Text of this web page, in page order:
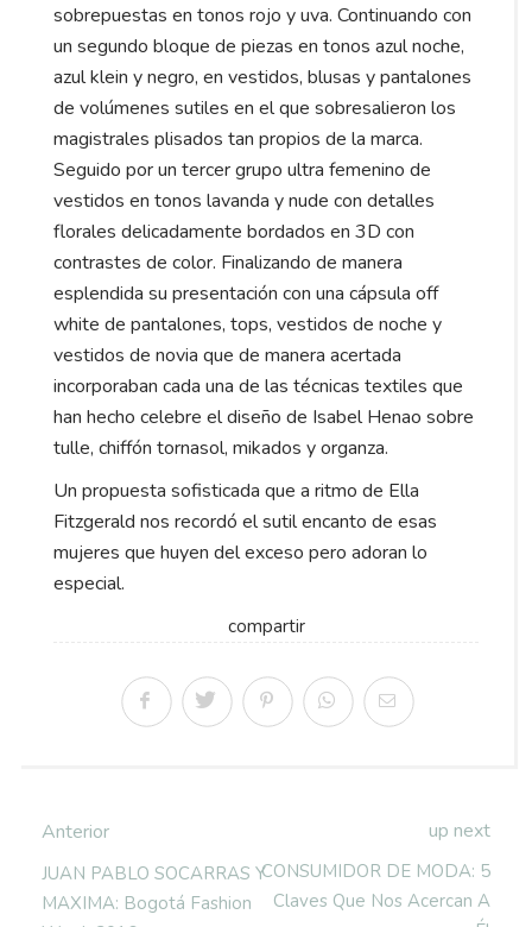
sobrepuestas en tonos rojo y uva. Continuando con
un segundo bloque de piezas en tonos azul noche,
azul klein y negro, en vestidos, blusas y pantalones
de volúmenes sutiles en el que sobresalieron los
magistrales plisados tan propios de la marca.
Seguido por un tercer grupo ultra femenino de
vestidos en tonos lavanda y nude con detalles
florales delicadamente bordados en 3D con
contrastes de color. Finalizando de manera
esplendida su presentación con una cápsula off
white de pantalones, tops, vestidos de noche y
vestidos de novia que de manera acertada
incorporaban cada una de las técnicas textiles que
han hecho celebre el diseño de Isabel Henao sobre
tulle, chiffón tornasol, mikados y organza.
Un propuesta sofisticada que a ritmo de Ella
Fitzgerald nos recordó el sutil encanto de esas
mujeres que huyen del exceso pero adoran lo
especial.
compartir
Anterior
JUAN PABLO SOCARRAS Y
MAXIMA: Bogotá Fashion
up next
CONSUMIDOR DE MODA: 5
Claves Que Nos Acercan A